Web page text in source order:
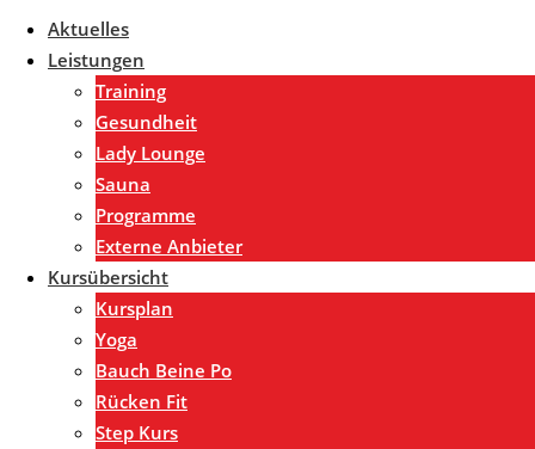
Aktuelles
Leistungen
Training
Gesundheit
Lady Lounge
Sauna
Programme
Externe Anbieter
Kursübersicht
Kursplan
Yoga
Bauch Beine Po
Rücken Fit
Step Kurs